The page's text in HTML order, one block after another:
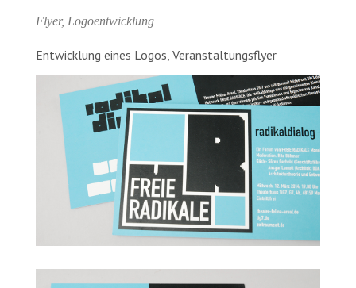
Flyer, Logoentwicklung
Entwicklung eines Logos, Veranstaltungsflyer